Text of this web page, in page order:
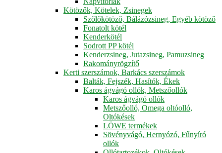
Kötözők, Kötelek, Zsinegek
Szőlőkötöző, Bálázózsineg, Egyéb kötöző
Fonatolt kötél
Kenderkötél
Sodrott PP kötél
Kenderzsineg, Jutazsineg, Pamuzsineg
Rakományrögzítő
Kerti szerszámok, Barkács szerszámok
Balták, Fejszék, Hasítók, Ékek
Karos ágvágó ollók, Metszőollók
Karos ágvágó ollók
Metszőolló, Omega oltóolló,
Oltókések
LÖWE termékek
Sövényvágó, Hernyózó, Fűnyíró
ollók